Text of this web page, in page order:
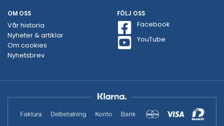
OM OSS
Vår historia
Nyheter & artiklar
Om cookies
Nyhetsbrev
FÖLJ OSS
Facebook
YouTube